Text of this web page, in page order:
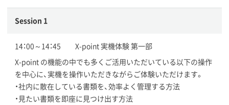
Session 1
14：00～14：45 X-point 実機体験 第一部
X-point の機能の中でも多くご活用いただいている以下の操作
を中心に、実機を操作いただきながらご体験いただけます。
・社内に散在している書類を、効率よく管理する方法
・見たい書類を即座に見つけ出す方法